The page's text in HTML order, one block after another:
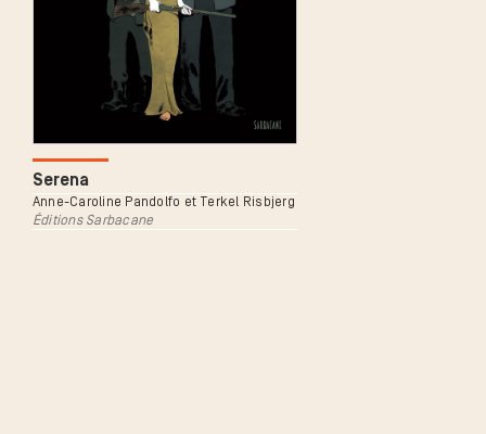
Serena
Anne-Caroline Pandolfo et Terkel Risbjerg
Éditions Sarbacane